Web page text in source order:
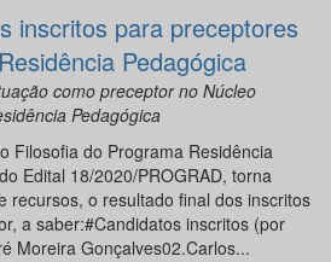
inscritos para preceptores
Pedagógica
como preceptor no Núcleo
Pedagógica
Filosofia do Programa Residência
Edital 18/2020/PROGRAD, torna
recursos, o resultado final dos inscritos
a saber:#Candidatos inscritos (por
Moreira Gonçalves02.Carlos...